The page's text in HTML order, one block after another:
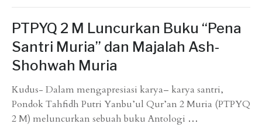
PTPYQ 2 M Luncurkan Buku “Pena
Santri Muria” dan Majalah Ash-
Shohwah Muria
Kudus- Dalam mengapresiasi karya– karya santri,
Pondok Tahfidh Putri Yanbu’ul Qur’an 2 Muria (PTPYQ
2 M) meluncurkan sebuah buku Antologi …